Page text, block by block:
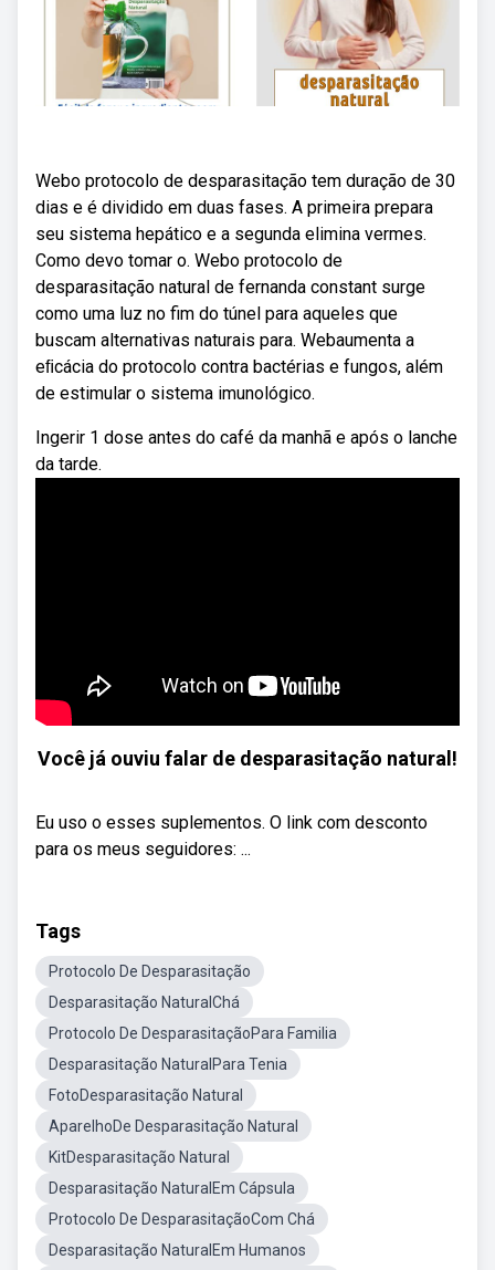
Webo protocolo de desparasitação tem duração de 30
dias e é dividido em duas fases. A primeira prepara
seu sistema hepático e a segunda elimina vermes.
Como devo tomar o. Webo protocolo de
desparasitação natural de fernanda constant surge
como uma luz no fim do túnel para aqueles que
buscam alternativas naturais para. Webaumenta a
eﬁcácia do protocolo contra bactérias e fungos, além
de estimular o sistema imunológico.
Ingerir 1 dose antes do café da manhã e após o lanche
da tarde.
Você já ouviu falar de desparasitação natural!
Eu uso o esses suplementos. O link com desconto
para os meus seguidores: ...
Tags
Protocolo De Desparasitação
Desparasitação NaturalChá
Protocolo De DesparasitaçãoPara Familia
Desparasitação NaturalPara Tenia
FotoDesparasitação Natural
AparelhoDe Desparasitação Natural
KitDesparasitação Natural
Desparasitação NaturalEm Cápsula
Protocolo De DesparasitaçãoCom Chá
Desparasitação NaturalEm Humanos